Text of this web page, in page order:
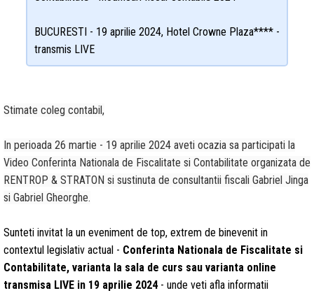
BUCURESTI - 19 aprilie 2024, Hotel Crowne Plaza**** -
transmis LIVE
Stimate coleg contabil,
In perioada 26 martie - 19 aprilie 2024 aveti ocazia sa participati la
Video Conferinta Nationala de Fiscalitate si Contabilitate organizata de
RENTROP & STRATON si sustinuta de consultantii fiscali Gabriel Jinga
si Gabriel Gheorghe.
Sunteti invitat la un eveniment de top, extrem de binevenit in
contextul legislativ actual - Conferinta Nationala de Fiscalitate si
Contabilitate, varianta la sala de curs sau varianta online
transmisa LIVE in 19 aprilie 2024- unde veti afla informatii